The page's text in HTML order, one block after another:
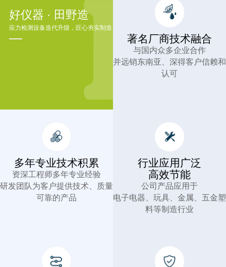
好仪器 · 田野造
应力检测设备迭代升级，匠心夯实制造
著名厂商技术融合
与国内众多企业合作
并远销东南亚、深得客户信赖和
认可
多年专业技术积累
资深工程师多年专业经验
研发团队为客户提供技术、质量
可靠的产品
行业应用广泛
高效节能
公司产品应用于
电子电器、玩具、金属、五金塑
料等制造行业